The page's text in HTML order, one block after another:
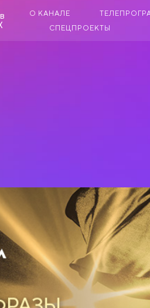
О КАНАЛЕ
СПЕЦПРОЕКТЫ